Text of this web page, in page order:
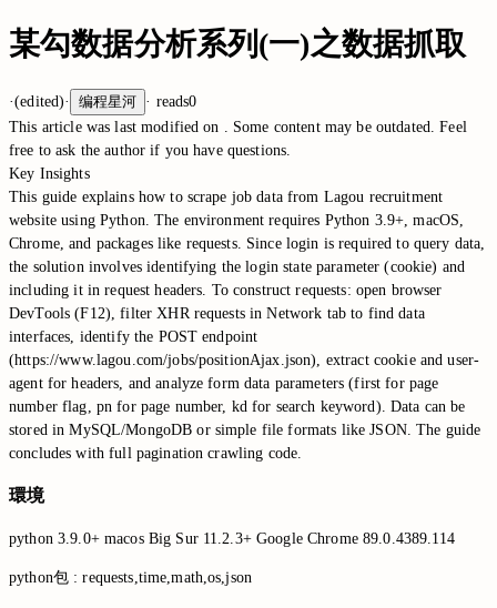
某勾数据分析系列(一)之数据抓取
·(edited)· 编程星河 · reads0
This article was last modified on
. Some content may be outdated. Feel
free to ask the author if you have questions.
Key Insights
This guide explains how to scrape job data from Lagou recruitment
website using Python. The environment requires Python 3.9+, macOS,
Chrome, and packages like requests. Since login is required to query data,
the solution involves identifying the login state parameter (cookie) and
including it in request headers. To construct requests: open browser
DevTools (F12), filter XHR requests in Network tab to find data
interfaces, identify the POST endpoint
(https://www.lagou.com/jobs/positionAjax.json), extract cookie and user-
agent for headers, and analyze form data parameters (first for page
number flag, pn for page number, kd for search keyword). Data can be
stored in MySQL/MongoDB or simple file formats like JSON. The guide
concludes with full pagination crawling code.
環境
python 3.9.0+ macos Big Sur 11.2.3+ Google Chrome 89.0.4389.114
python包 : requests,time,math,os,json